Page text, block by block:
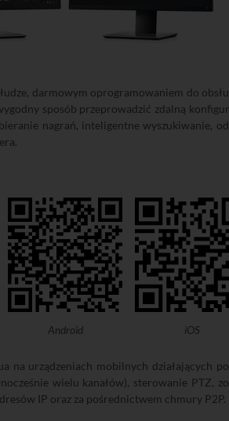
darmowym oprogramowaniem do
sposób przeprowadzić zdalną
nagrań, inteligentne wyszukiwanie,
Android iOS
na urządzeniach mobilnych działających
wielu kanałów), sterowanie PTZ,
IP oraz za pośrednictwem chmury P2P.